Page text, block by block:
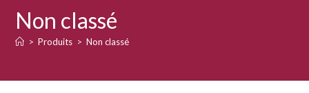
Non classé
> Produits > Non classé